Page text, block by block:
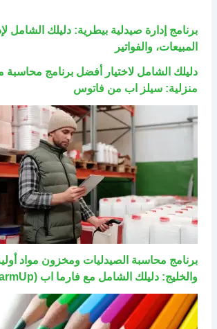
برنامج إدارة صيدلية بيطرية: دليلك الشامل
المبيعات، والفواتير
دليلك الشامل لاختيار أفضل برنامج محاسبة
منزلية: سيلز اب من فاتوس
برنامج محاسبة الصيدليات ومخزون مواد
والخليج: دليلك الشامل مع فارما اب (PharmUp)